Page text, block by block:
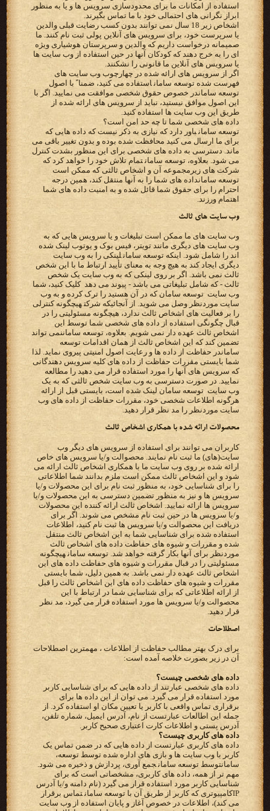
‫استفاده از امکانات ما برای محدودسازی سرویس ها و یا به منظور
ابراز نگرانی های احتمالی خود با ما تماس بگیرند.‬
‫اشخاص زیر 18 سال نمی توانند بدون کسب رضایت قبلی والدین
یا سرپرست خود، برای سرویس های آنلاین پولی ثبت نام کنند.‬ ‫ما
صمیمانه درخواست داریم که والدین و سرپرستان هوشیاری ویژه
ای را به خرج دهند که کودکان آنها در حین استفاده از وب‬ ‫سایت ها
یا سرویس های آنلاین ما قانونی را نشکنند.‬
‫اگر از سرویس های ارائه شده در چهارچوب وب سایت های
توسعه سامان‬در خصوص حقوق شخصی موافقت می نمایید. اگر با
‫طریق این وب سایت ها استفاده کنید.‬
‫داده های شخصی شما تا چه حد امن است؟‬
‫‪ توسعه سامان‬باور دارد که نیازی به ذکر نیست که داده هایی که
برای ما ارسال می کنید محافظت شده بوده و بدون تغییر باقی‬ ‫می
ماند. دسترسی به داده های شخصی برای این منظور بشدت کنترل
می شود. بعلاوه، ‪ توسعه سامان‬تمام تلاش خود را خواهد‬ ‫کرد که
توسعه سامان‬داده های شما را به آنها منتقل کند، همین‬ ‫درجه
احترام را برای حقوق شما قائل شده و به امنیت داده های شما
اهتمام ورزند.‬
‫وب سایت های ثالث‬
‫وب سایت های ما ممکن است تبلیغات و یا سرویس هایی که به
وب سایت های دیگری مانند تویتر، فیس بوک و یوتوب لینک‬ ‫شده
اند را شامل شود. اینکه ‪ توسعه سامان‬لینکی را به وب سایت
دیگری ایجاد کند به هیچ وجه به معنای تأیید ارتباط ما با این‬ ‫شخص
ثالث نمی باشد. اگر بر روی لینکی که به وب سایت یک شخص
ثالث - که شامل تبلیغاتی می باشد - پیوند می دهد ‬ کلیک ‫کنید، شما
وب سایت ‪ توسعه سامان ‬که در آن هستید را ترک کرده و به وب
سایت موردنظر وصل می شوید. از آنجائیکه‬ ‫‪ شرکت‬هیچگونه کنترلی
را بر فعالیت های اشخاص ثالث ندارد، هیچگونه مسئولیتی را در
قبال چگونگی استفاده از داده‬ ‫های شخصی شما توسط این
اشخاص ثالث عهده دار نمی شویم. بعلاوه، توسعه سامان‬نمی تواند
سامان‬در حفاظت از داده ها و رعایت اصول امنیتی پیروی نماید. لذا
شما بایستی مقررات حفاظت از‬ ‫داده های کلیه سرویس دهندگانی
که سرویس های آنها را مورد استفاده قرار می دهید را مطالعه
نمایید. در صورت دسترسی به‬ ‫وب سایت شخص ثالثی که به یک
وب سایت ‪ توسعه سامان ‬لینک شده است، بایستی قبل از ارائه
هرگونه اطلاعات شخصی خود،‬ ‫مقررات حفاظت از داده های وب
سایت موردنظر را مد نظر قرار دهید.‬
‫محصولات ارائه شده با همکاری اشخاص ثالث‬
‫کاربران می توانند برای استفاده از سرویس های دیگر وب
‫ارائه شده بر روی وب سایت ما با همکاری اشخاص ثالث ارائه می
شود و این اشخاص ثالث ممکن است ملزم بدانند شما‬ ‫اطلاعاتی
را برای شناسایی خود، به منظور ثبت نام برای این محصولات و/یا
سرویس ها و نیز به منظور تضمین دسترسی به‬ ‫این محصولات و/یا
سرویس ها ارائه نمایید. اشخاص ثالث ارائه کننده این محصولات
و/یا سرویس ها در حین ثبت نام مشخص‬ ‫می شوند. اگر برای
دریافت این محصوالت و/یا سرویس ها ثبت نام کنید، اطلاعات
استفاده شده برای شناسایی شما به این‬ ‫اشخاص ثالث منتقل
شده و مقررات و شیوه های حفاظت داده های اشخاص ثالث
موردنظر برای آنها بکار گرفته خواهد شد.‬ ‫‪ توسعه سامان‬هیچگونه
مسئولیتی را در قبال مقررات و شیوه های حفاظت داده های این
اشخاص ثالث عهده دار نمی باشد. به‬ ‫همین دلیل، شما بایستی
مقررات و شیوه های حفاظت داده های این اشخاص ثالث را قبل
از ارائه اطلاعاتی که برای شناسایی شما‬ ‫در ارتباط با این
محصوالت و/یا سرویس ها مورد استفاده قرار می گیرد، مد نظر
قرار دهید.‬
اصطلاحات
برای درک بهتر مطالب حفاظت از اطلاعات ، مهمترین اصطلاحات
آن در زیر بصورت خلاصه آمده است:
داده های شخصی چیست؟
‫داده های شخصی عبارتند از داده هایی که برای شناسایی کاربر
‫برقراری تماس واقعی با کاربر یا تعیین مکان او استفاده کرد. از
‫آدرس پستی و اطلاعات کارت اعتباری صحیح کاربر.‬
‫داده های کاربری چیست؟‬
‫داده های کاربری عبارتست از داده هایی که در ضمن تماس یک
کاربر با وب سایت ها و بازی های اداره شده توسط‬ ‫‪ ،توسعه
سامان‬توسط ‪ توسعه سامان‬جمع آوری، پردازش و ذخیره می شود.
مهم تر از همه، داده های کاربری، مشخصاتی است‬ ‫که برای
IP‬کامپیوتری که کاربر از طریق آن با‬ ‫‪ توسعه سامان‬تماس برقرار
می کند)، اطلاعات در خصوص آغاز و پایان استفاده از وب سایت